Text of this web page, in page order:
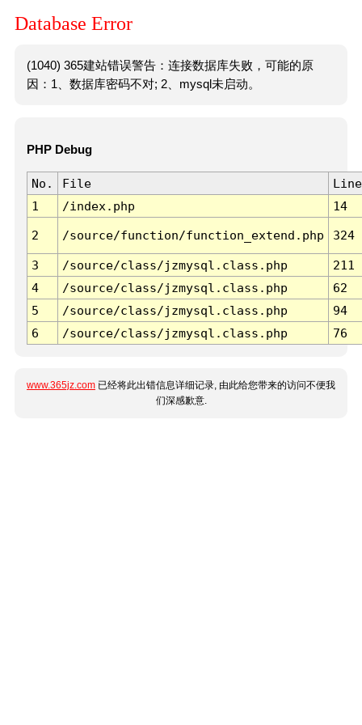
Database Error
(1040) 365建站错误警告：连接数据库失败，可能的原
因：1、数据库密码不对; 2、mysql未启动。
PHP Debug
No. File
Line
1
/index.php 14
2 /source/function/function_extend.php 324
3 /source/class/jzmysql.class.php
211
4
/source/class/jzmysql.class.php
62
5
/source/class/jzmysql.class.php
94
6
/source/class/jzmysql.class.php 76
www.365jz.com 已经将此出错信息详细记录, 由此给您带来的访问不便我
们深感歉意.